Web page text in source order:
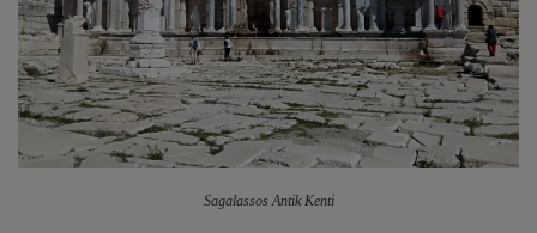
Sagalassos Antik Kenti